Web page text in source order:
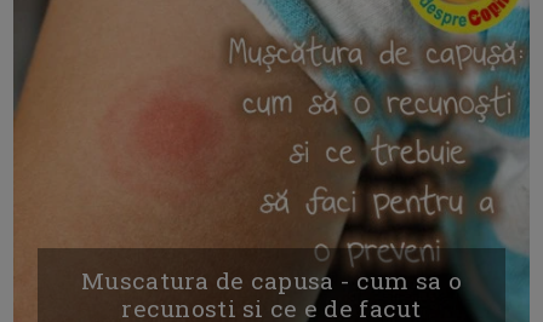
Muscatura de capusa - cum sa o
recunosti si ce e de facut